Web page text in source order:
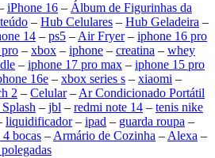
iPhone 16 – Álbum de Figurinhas da
– Hub Celulares – Hub Geladeira –
14 – ps5 – Air Fryer– iphone 16 pro
– xbox – iphone – creatina – whey
– iphone 17 pro max – iphone 15 pro
16e – xbox series s – xiaomi –
2 – Celular– Ar Condicionado Portátil
– jbl – redmi note 14 – tenis nike
liquidificador– ipad – guarda roupa –
bocas – Armário de Cozinha – Alexa –